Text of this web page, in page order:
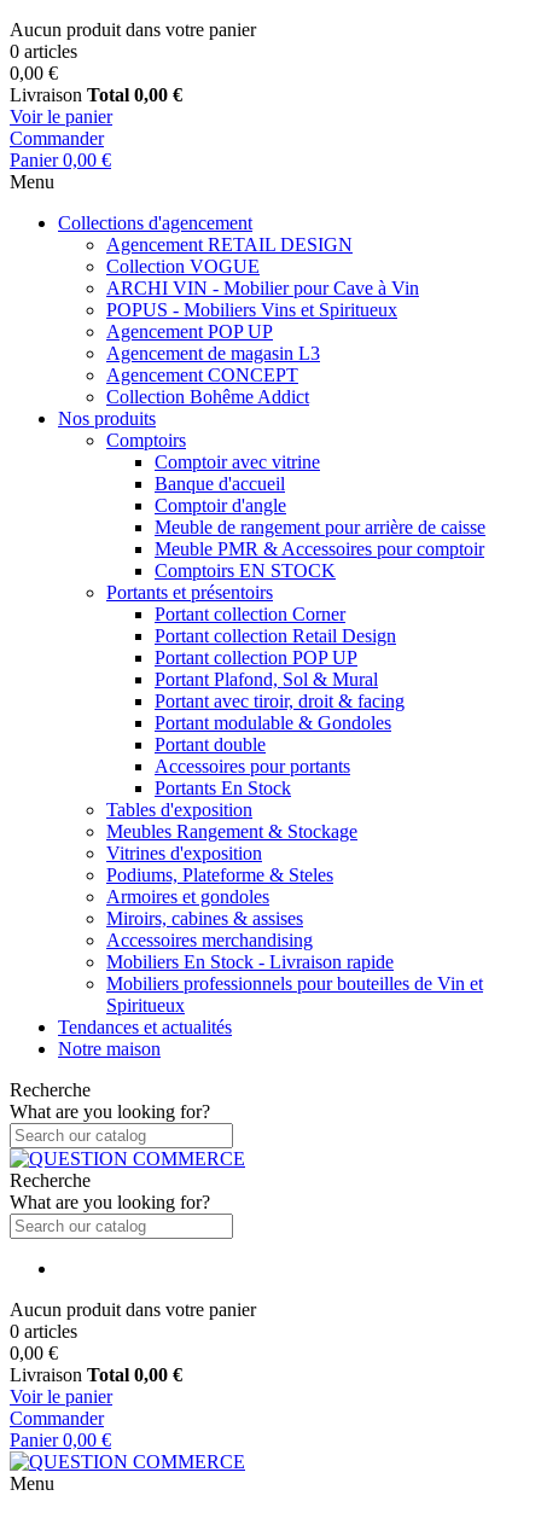
Aucun produit dans votre panier
0 articles
0,00 €
Livraison Total 0,00 €
Voir le panier
Commander
Panier 0,00 €
Menu
Collections d'agencement
Agencement RETAIL DESIGN
Collection VOGUE
ARCHI VIN - Mobilier pour Cave à Vin
POPUS - Mobiliers Vins et Spiritueux
Agencement POP UP
Agencement de magasin L3
Agencement CONCEPT
Collection Bohême Addict
Nos produits
Comptoirs
Comptoir avec vitrine
Banque d'accueil
Comptoir d'angle
Meuble de rangement pour arrière de caisse
Meuble PMR & Accessoires pour comptoir
Comptoirs EN STOCK
Portants et présentoirs
Portant collection Corner
Portant collection Retail Design
Portant collection POP UP
Portant Plafond, Sol & Mural
Portant avec tiroir, droit & facing
Portant modulable & Gondoles
Portant double
Accessoires pour portants
Portants En Stock
Tables d'exposition
Meubles Rangement & Stockage
Vitrines d'exposition
Podiums, Plateforme & Steles
Armoires et gondoles
Miroirs, cabines & assises
Accessoires merchandising
Mobiliers En Stock - Livraison rapide
Mobiliers professionnels pour bouteilles de Vin et
Spiritueux
Tendances et actualités
Notre maison
Recherche
What are you looking for?
Recherche
What are you looking for?
Aucun produit dans votre panier
0 articles
0,00 €
Livraison Total 0,00 €
Voir le panier
Commander
Panier 0,00 €
Menu